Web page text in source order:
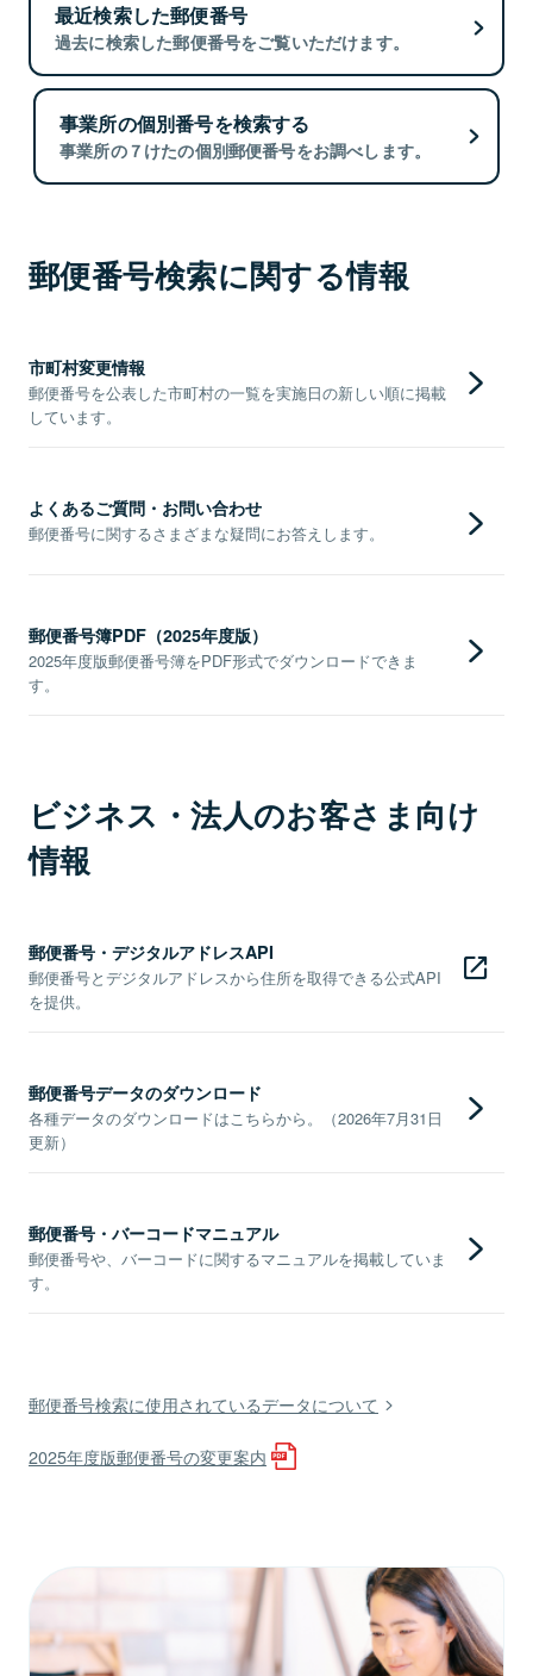
最近検索した郵便番号
過去に検索した郵便番号をご覧いただけます。
事業所の個別番号を検索する
事業所の７けたの個別郵便番号をお調べします。
郵便番号検索に関する情報
市町村変更情報
郵便番号を公表した市町村の一覧を実施日の新しい順に掲載
しています。
よくあるご質問・お問い合わせ
郵便番号に関するさまざまな疑問にお答えします。
郵便番号簿PDF（2025年度版）
2025年度版郵便番号簿をPDF形式でダウンロードできま
す。
ビジネス・法人のお客さま向け
情報
郵便番号・デジタルアドレスAPI
郵便番号とデジタルアドレスから住所を取得できる公式API
を提供。
郵便番号データのダウンロード
各種データのダウンロードはこちらから。（2026年7月31日
更新）
郵便番号・バーコードマニュアル
郵便番号や、バーコードに関するマニュアルを掲載していま
す。
郵便番号検索に使用されているデータについて
2025年度版郵便番号の変更案内